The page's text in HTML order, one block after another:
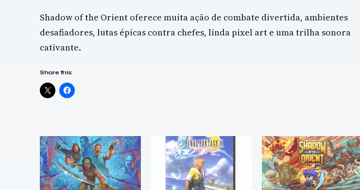
Shadow of the Orient oferece muita ação de combate divertida, ambientes
desafiadores, lutas épicas contra chefes, linda pixel art e uma trilha sonora
cativante.
Share this: